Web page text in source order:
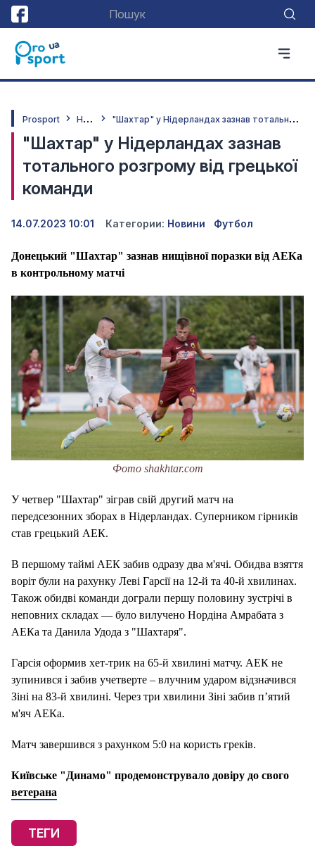
Prosport Н
овини "
Шахтар" у Нідерландах зазнав тотального розгрому від грецької команди
"Шахтар" у Нідерландах зазнав
тотального розгрому від грецької
команди
14.07.2023 10:01 Категории: Новини Футбол
Донецький "Шахтар" зазнав нищівної поразки від АЕКа
в контрольному матчі
Фото shakhtar.com
У четвер "Шахтар" зіграв свій другий матч на
передсезонних зборах в Нідерландах. Суперником гірників
став грецький АЕК.
В першому таймі АЕК забив одразу два м'ячі. Обидва взяття
воріт були на рахунку Леві Гарсії на 12-й та 40-й хвилинах.
Також обидві команди дограли першу половину зустрічі в
неповних складах — було вилучено Нордіна Амрабата з
АЕКа та Данила Удода з "Шахтаря".
Гарсія оформив хет-трик на 65-й хвилині матчу. АЕК не
зупинився і забив учетверте – влучним ударом відзначився
Зіні на 83-й хвилині. Через три хвилини Зіні забив п’ятий
м'яч АЕКа.
Матч завершився з рахунком 5:0 на користь греків.
Київське "Динамо" продемонструвало довіру до свого
ветерана
ТЕГИ